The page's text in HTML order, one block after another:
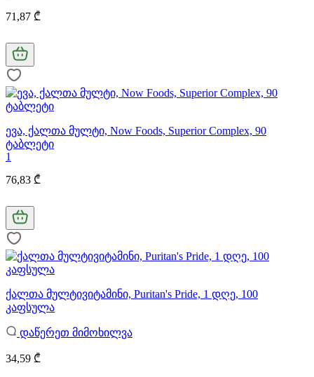
71,87 ₾
ევა, ქალთა მულტი, Now Foods, Superior Complex, 90
ტაბლეტი
1
76,83 ₾
ქალთა მულტივიტამინი, Puritan's Pride, 1 დღე, 100
კაფსულა
დაწერეთ მიმოხილვა
34,59 ₾